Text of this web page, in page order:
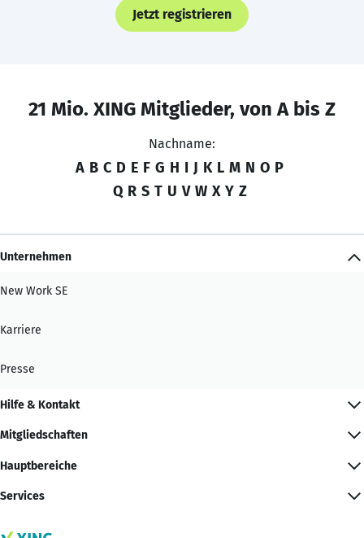
Jetzt registrieren
21 Mio. XING Mitglieder, von A bis Z
Nachname:
A B C D E F G H I J K L M N O P
Q R S T U V W X Y Z
Unternehmen
New Work SE
Karriere
Presse
Hilfe & Kontakt
Mitgliedschaften
Hauptbereiche
Services